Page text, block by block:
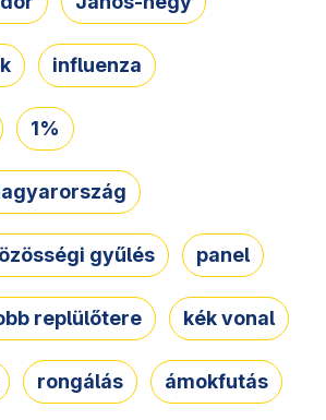
influenza
1%
gyűlés panel
replülőtere kék vonal
rongálás ámokfutás